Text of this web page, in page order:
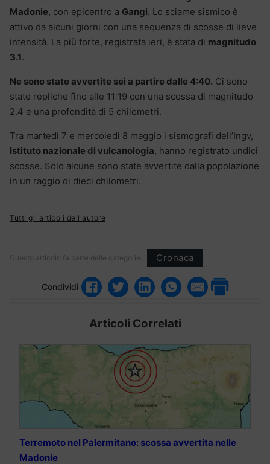
Madonie, con epicentro a Gangi. Lo sciame sismico è
attivo da alcuni giorni con una sequenza di scosse di lieve
intensità. La più forte, registrata ieri, è stata di magnitudo
3.1.
Ne sono state avvertite sei a partire dalle 4:40. Ci sono
state repliche fino alle 11:19 con una scossa di magnitudo
2.4 e una profondità di 5 chilometri.
Tra martedì 7 e mercoledì 8 maggio i sismografi dell’Ingv,
Istituto nazionale di vulcanologia, hanno registrato undici
scosse. Solo alcune sono state avvertite dalla popolazione
in un raggio di dieci chilometri.
Tutti gli articoli dell'autore
Questo articolo fa parte delle categorie: Cronaca
Condividi
Articoli Correlati
Terremoto nel Palermitano: scossa avvertita nelle
Madonie